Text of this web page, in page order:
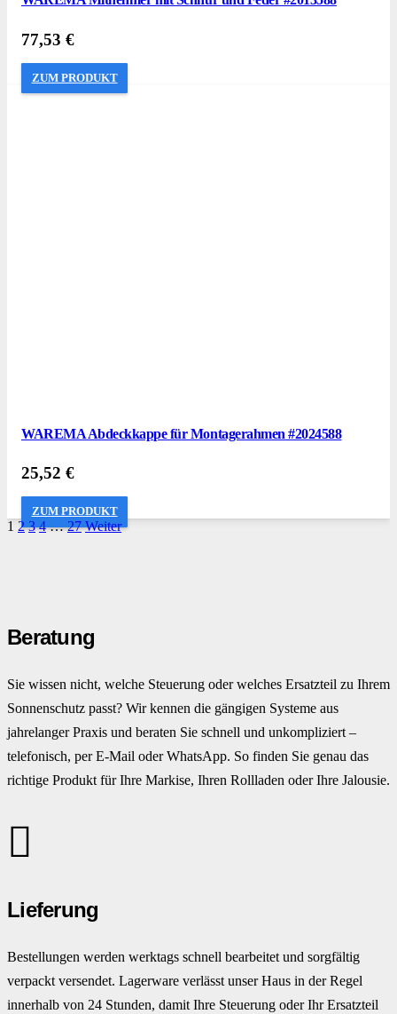
77,53 €
ZUM PRODUKT
WAREMA Abdeckkappe für Montagerahmen #2024588
25,52 €
ZUM PRODUKT
1 2 3 4 … 27 Weiter
Beratung
Sie wissen nicht, welche Steuerung oder welches Ersatzteil zu Ihrem
Sonnenschutz passt? Wir kennen die gängigen Systeme aus
jahrelanger Praxis und beraten Sie schnell und unkompliziert –
telefonisch, per E-Mail oder WhatsApp. So finden Sie genau das
richtige Produkt für Ihre Markise, Ihren Rollladen oder Ihre Jalousie.
Lieferung
Bestellungen werden werktags schnell bearbeitet und sorgfältig
verpackt versendet. Lagerware verlässt unser Haus in der Regel
innerhalb von 24 Stunden, damit Ihre Steuerung oder Ihr Ersatzteil